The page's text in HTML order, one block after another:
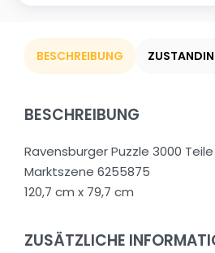
BESCHREIBUNG
BESCHREIBUNG
Ravensburger Puzzle 3000
Marktszene 6255875
120,7 cm x 79,7 cm
ZUSÄTZLICHE